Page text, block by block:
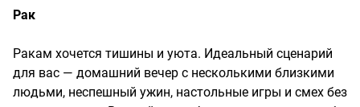
Рак
Ракам хочется тишины и уюта. Идеальный сценарий
для вас — домашний вечер с несколькими близкими
людьми, неспешный ужин, настольные игры и смех без